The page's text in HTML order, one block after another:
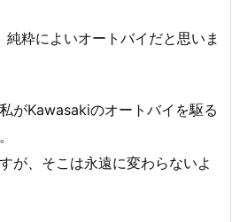
粋によいオートバイだと思いま
がKawasakiのオートバイを駆る
が、そこは永遠に変わらないよ